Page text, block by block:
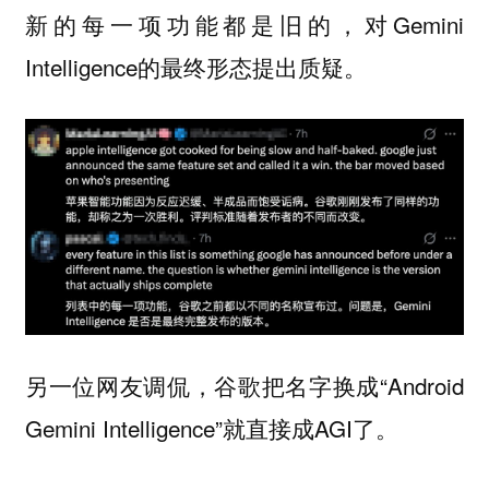
新的每一项功能都是旧的，对Gemini
Intelligence的最终形态提出质疑。
另一位网友调侃，谷歌把名字换成“Android
Gemini Intelligence”就直接成AGI了。